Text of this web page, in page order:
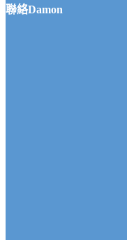
聯絡Damon